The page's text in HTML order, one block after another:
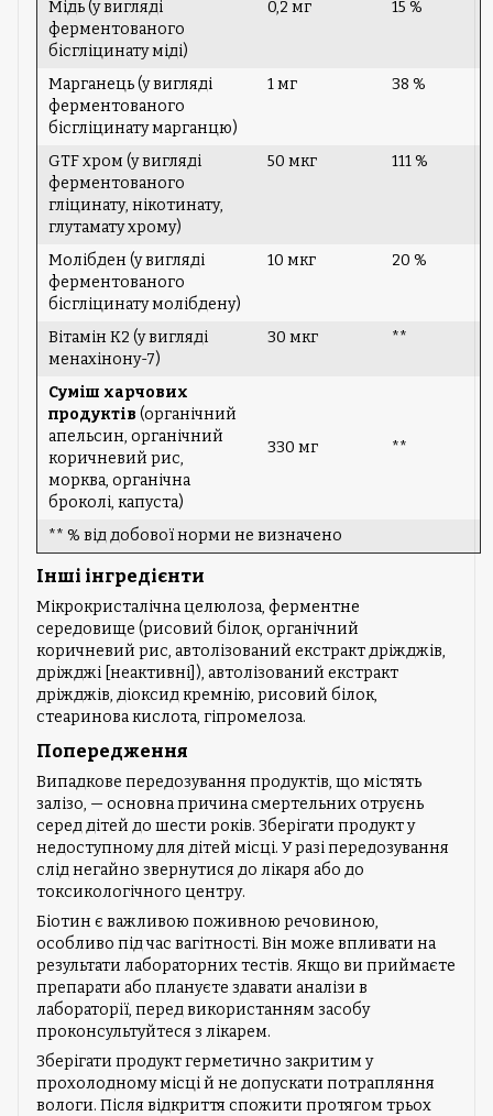
Мідь (у вигляді
ферментованого
бісгліцинату міді)
0,2 мг 15 %
Марганець (у вигляді
ферментованого
бісгліцинату марганцю)
1 мг 38 %
GTF хром (у вигляді
ферментованого
гліцинату, нікотинату,
глутамату хрому)
50 мкг 111 %
Молібден (у вигляді
ферментованого
бісгліцинату молібдену)
10 мкг 20 %
Вітамін K2 (у вигляді
менахінону-7)
30 мкг **
Суміш харчових
продуктів (органічний
апельсин, органічний
коричневий рис,
морква, органічна
броколі, капуста)
330 мг **
** % від добової норми не визначено
Інші інгредієнти
Мікрокристалічна целюлоза, ферментне
середовище (рисовий білок, органічний
коричневий рис, автолізований екстракт дріжджів,
дріжджі [неактивні]), автолізований екстракт
дріжджів, діоксид кремнію, рисовий білок,
стеаринова кислота, гіпромелоза.
Попередження
Випадкове передозування продуктів, що містять
залізо, — основна причина смертельних отруєнь
серед дітей до шести років. Зберігати продукт у
недоступному для дітей місці. У разі передозування
слід негайно звернутися до лікаря або до
токсикологічного центру.
Біотин є важливою поживною речовиною,
особливо під час вагітності. Він може впливати на
результати лабораторних тестів. Якщо ви приймаєте
препарати або плануєте здавати аналізи в
лабораторії, перед використанням засобу
проконсультуйтеся з лікарем.
Зберігати продукт герметично закритим у
прохолодному місці й не допускати потрапляння
вологи. Після відкриття спожити протягом трьох